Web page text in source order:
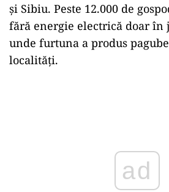
și Sibiu. Peste 12.000 de
fără energie electrică doar în
unde furtuna a produs
localități.